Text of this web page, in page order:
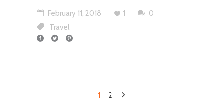
February 11, 2018 1
0
Travel
1 2